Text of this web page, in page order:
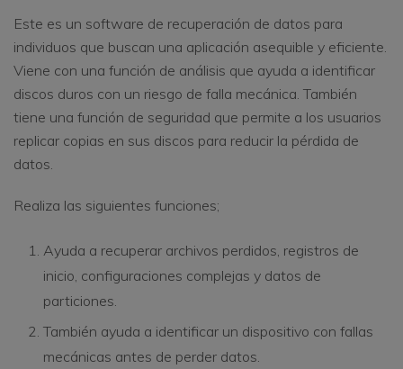
Este es un software de recuperación de datos para
individuos que buscan una aplicación asequible y eficiente.
Viene con una función de análisis que ayuda a identificar
discos duros con un riesgo de falla mecánica. También
tiene una función de seguridad que permite a los usuarios
replicar copias en sus discos para reducir la pérdida de
datos.
Realiza las siguientes funciones;
Ayuda a recuperar archivos perdidos, registros de
inicio, configuraciones complejas y datos de
particiones.
También ayuda a identificar un dispositivo con fallas
mecánicas antes de perder datos.